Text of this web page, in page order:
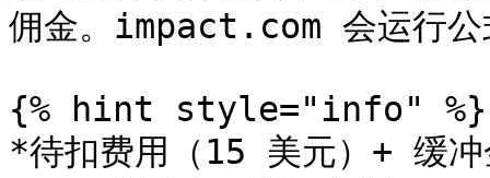
佣金。impact.com 会运行公
{% hint style="info" %}
*待扣费用（15 美元）+ 缓